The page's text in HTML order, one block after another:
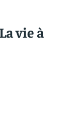
vie à